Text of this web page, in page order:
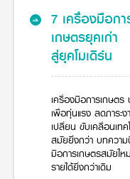
สินค้านวัตกรรมการเกษ
โดรนการเกษตร
ติดต่อซื้อกล้าแผ่น
ที่มา
สินค้าที่ส่งออก
สำนักงานต่างประเทศ
ศูนย์บริการในต่างประเทศ
ประเทศคู่ค้า
ข่าวกิจกรรมเพื่อสังคม
โฆษณาคูโบต้า
ข่าวกิจกรรมเพื่อสังคม
การพัฒนาชุมชน และสังค
การศึกษา และเยาวชน
สิ่งแวดล้อมความปลอดภั
คูโบต้าร่วมมือเกษตรร่วมใจ
บริการหลังการขาย
คูโบต้า สโตร์
KAS เกษตรครบวงจร
คูโบต้าฟาร์ม
คูโบต้าแฟมิลี่
7 เครื่องมือก
เกษตรยุคเก่า
สู่ยุคโมเดิร์น
เครื่องมือการเกษต
เพื่อทุ่นแรง ลดภาระ
เปลี่ยน ขับเคลื่อนเท
สมัยยิ่งกว่า บทความ
มือการเกษตรสมัยให
รายได้ยิ่งกว่าเดิม